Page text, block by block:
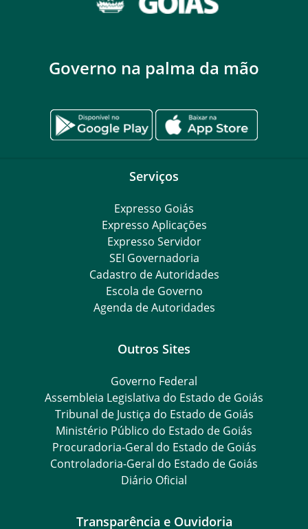
Governo na palma da mão
Serviços
Expresso Goiás
Expresso Aplicações
Expresso Servidor
SEI Governadoria
Cadastro de Autoridades
Escola de Governo
Agenda de Autoridades
Outros Sites
Governo Federal
Assembleia Legislativa do Estado de Goiás
Tribunal de Justiça do Estado de Goiás
Ministério Público do Estado de Goiás
Procuradoria-Geral do Estado de Goiás
Controladoria-Geral do Estado de Goiás
Diário Oficial
Transparência e Ouvidoria